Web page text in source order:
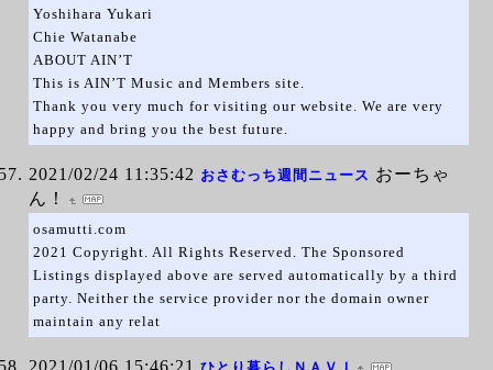
Yoshihara Yukari
Chie Watanabe
ABOUT AIN’T
This is AIN’T Music and Members site.
Thank you very much for visiting our website. We are very
happy and bring you the best future.
2021/02/24 11:35:42 おさむっち週間ニュース おーちゃ
ん！
osamutti.com
2021 Copyright. All Rights Reserved. The Sponsored
Listings displayed above are served automatically by a third
party. Neither the service provider nor the domain owner
maintain any relat
2021/01/06 15:46:21